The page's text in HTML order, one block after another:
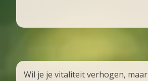
Wil je je vitaliteit verhogen, maar